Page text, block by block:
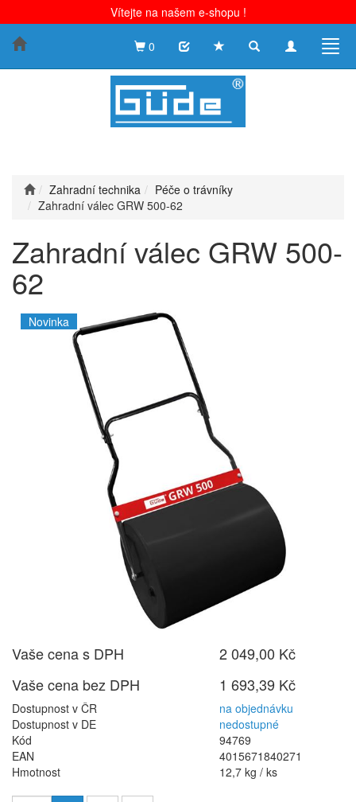
Vítejte na našem e-shopu !
Toggle
Toggle
0
Zahradní technika
Péče o trávníky
Zahradní válec GRW 500-62
Zahradní válec GRW 500-
62
Novinka
Vaše cena s DPH
2 049,00 Kč
Vaše cena bez DPH
1 693,39 Kč
Dostupnost v ČR
na objednávku
Dostupnost v DE
nedostupné
Kód
94769
EAN
4015671840271
Hmotnost
12,7 kg / ks